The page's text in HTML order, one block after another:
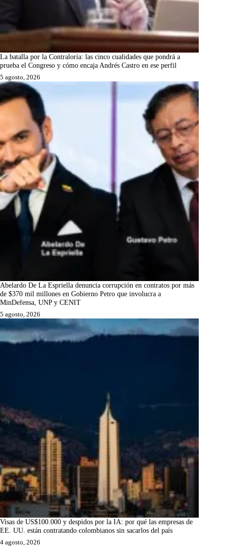
La batalla por la Contraloría: las cinco cualidades que pondrá a
prueba el Congreso y cómo encaja Andrés Castro en ese perfil
5 agosto, 2026
Abelardo De La Espriella denuncia corrupción en contratos por más
de $370 mil millones en Gobierno Petro que involucra a
MinDefensa, UNP y CENIT
5 agosto, 2026
Visas de US$100.000 y despidos por la IA: por qué las empresas de
EE. UU. están contratando colombianos sin sacarlos del país
4 agosto, 2026